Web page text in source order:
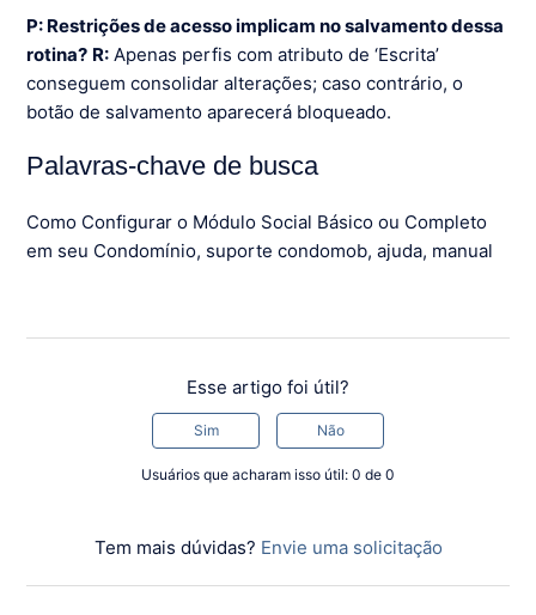
P: Restrições de acesso implicam no salvamento dessa
rotina? R: Apenas perfis com atributo de ‘Escrita’
conseguem consolidar alterações; caso contrário, o
botão de salvamento aparecerá bloqueado.
Palavras-chave de busca
Como Configurar o Módulo Social Básico ou Completo
em seu Condomínio, suporte condomob, ajuda, manual
Esse artigo foi útil?
Sim Não
Usuários que acharam isso útil: 0 de 0
Tem mais dúvidas? Envie uma solicitação